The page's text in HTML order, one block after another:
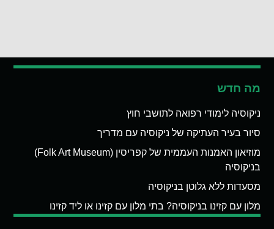
מה חדש
ניקוסיה לימודי רפואה לתושבי חוץ
סיור בעיר העתיקה של ניקוסיה עם מדריך
מוזיאון האמנות העממית של קפריסין (Folk Art Museum)
בניקוסיה
מסעדות ללא גלוטן בניקוסיה
מלון עם קזינו בניקוסיה? בתי מלון עם קזינו או ליד קזינו